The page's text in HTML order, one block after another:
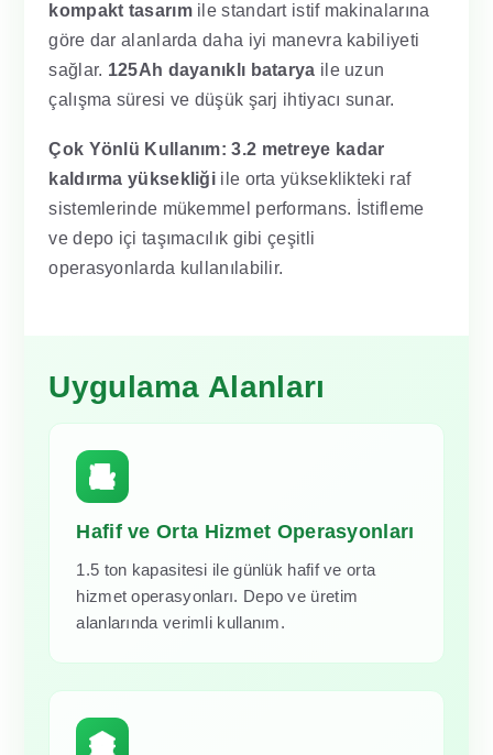
kompakt tasarımile standart istif makinalarına
göre dar alanlarda daha iyi manevra kabiliyeti
sağlar. 125Ah dayanıklı batarya ile uzun
çalışma süresi ve düşük şarj ihtiyacı sunar.
Çok Yönlü Kullanım: 3.2 metreye kadar
kaldırma yüksekliği ile orta yükseklikteki raf
sistemlerinde mükemmel performans. İstifleme
ve depo içi taşımacılık gibi çeşitli
operasyonlarda kullanılabilir.
Uygulama Alanları
Hafif ve Orta Hizmet Operasyonları
1.5 ton kapasitesi ile günlük hafif ve orta
hizmet operasyonları. Depo ve üretim
alanlarında verimli kullanım.